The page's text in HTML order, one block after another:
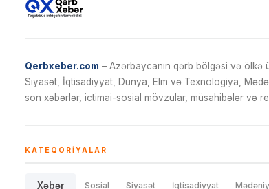
Qerbxeber.com – Azərbaycanın qərb bölgəsi və ölkə
Siyasət, İqtisadiyyat, Dünya, Elm və Texnologiya,
son xəbərlər, ictimai-sosial mövzular, müsahibələr və
KATEQORIYALAR
Xəbər Sosial Siyasət İqtisadiyyat